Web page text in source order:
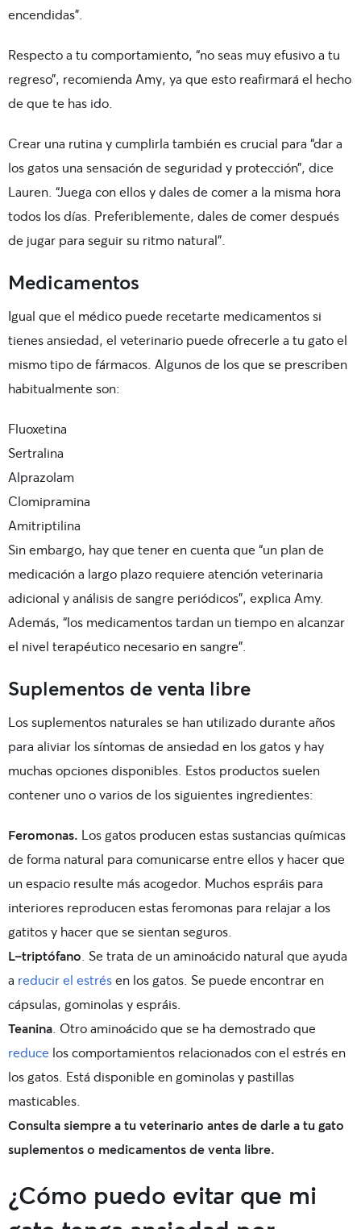
encendidas”.
Respecto a tu comportamiento, “no seas muy efusivo a tu
regreso”, recomienda Amy, ya que esto reafirmará el hecho
de que te has ido.
Crear una rutina y cumplirla también es crucial para “dar a
los gatos una sensación de seguridad y protección”, dice
Lauren. “Juega con ellos y dales de comer a la misma hora
todos los días. Preferiblemente, dales de comer después
de jugar para seguir su ritmo natural”.
Medicamentos
Igual que el médico puede recetarte medicamentos si
tienes ansiedad, el veterinario puede ofrecerle a tu gato el
mismo tipo de fármacos. Algunos de los que se prescriben
habitualmente son:
Fluoxetina
Sertralina
Alprazolam
Clomipramina
Amitriptilina
Sin embargo, hay que tener en cuenta que “un plan de
medicación a largo plazo requiere atención veterinaria
adicional y análisis de sangre periódicos”, explica Amy.
Además, “los medicamentos tardan un tiempo en alcanzar
el nivel terapéutico necesario en sangre”.
Suplementos de venta libre
Los suplementos naturales se han utilizado durante años
para aliviar los síntomas de ansiedad en los gatos y hay
muchas opciones disponibles. Estos productos suelen
contener uno o varios de los siguientes ingredientes:
Feromonas. Los gatos producen estas sustancias químicas
de forma natural para comunicarse entre ellos y hacer que
un espacio resulte más acogedor. Muchos espráis para
interiores reproducen estas feromonas para relajar a los
gatitos y hacer que se sientan seguros.
L-triptófano . Se trata de un aminoácido natural que ayuda
a reducir el estrésen los gatos. Se puede encontrar en
cápsulas, gominolas y espráis.
Teanina . Otro aminoácido que se ha demostrado que
reduce los comportamientos relacionados con el estrés en
los gatos. Está disponible en gominolas y pastillas
masticables.
Consulta siempre a tu veterinario antes de darle a tu gato
suplementos o medicamentos de venta libre.
¿Cómo puedo evitar que mi